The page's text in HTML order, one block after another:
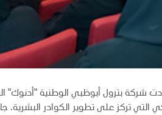
شركة بترول أبوظبي الوطنية "أدنوك"
التي تركز على تطوير الكوادر